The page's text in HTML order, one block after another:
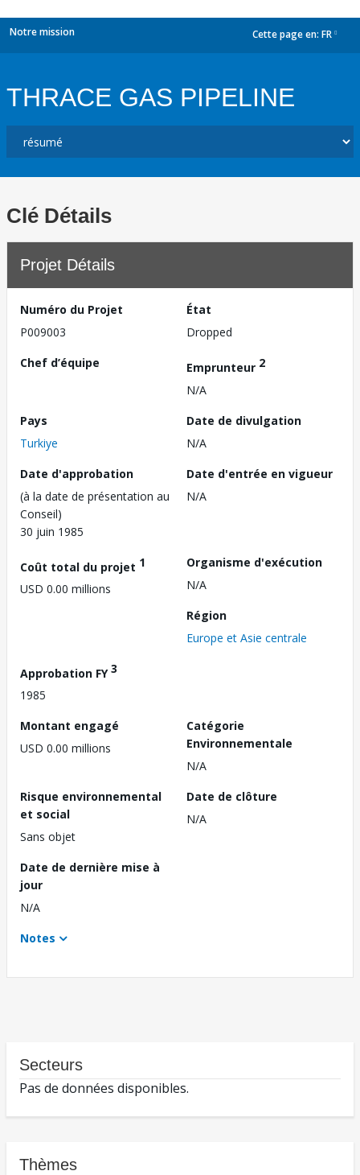
Notre mission Cette page en: FR
THRACE GAS PIPELINE
Clé Détails
Projet Détails
Numéro du Projet
P009003
État
Dropped
Chef d’équipe
Emprunteur 2
N/A
Pays
Turkiye
Date de divulgation
N/A
Date d'approbation
(à la date de présentation au
Conseil)
30 juin 1985
Date d'entrée en vigueur
N/A
Coût total du projet 1
USD 0.00 millions
Organisme d'exécution
N/A
Région
Europe et Asie centrale
Approbation FY3
1985
Montant engagé
USD 0.00 millions
Catégorie
Environnementale
N/A
Risque environnemental
et social
Sans objet
Date de clôture
N/A
Date de dernière mise à
jour
N/A
Notes
Secteurs
Pas de données disponibles.
Thèmes